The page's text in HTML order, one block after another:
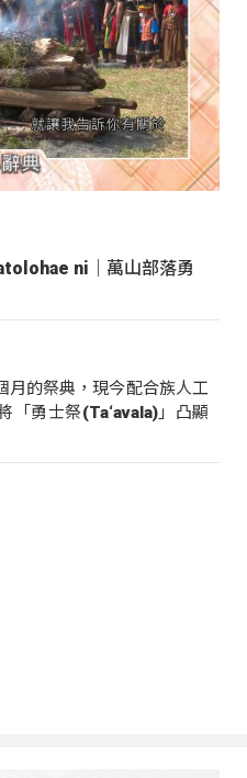
ni｜萬山部落勇
月的祭典，現今配合族人工
「勇士祭(Ta‘avala)」凸顯